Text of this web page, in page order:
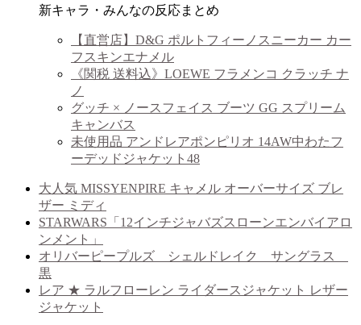
新キャラ・みんなの反応まとめ
【直営店】D&G ポルトフィーノスニーカー カー
フスキンエナメル
《関税 送料込》LOEWE フラメンコ クラッチ ナ
ノ
グッチ × ノースフェイス ブーツ GG スプリーム
キャンバス
未使用品 アンドレアポンピリオ 14AW中わたフ
ーデッドジャケット48
大人気 MISSYENPIRE キャメル オーバーサイズ ブレ
ザー ミディ
STARWARS「12インチジャバズスローンエンバイアロ
ンメント」
オリバーピープルズ シェルドレイク サングラス
黒
レア ★ ラルフローレン ライダースジャケット レザー
ジャケット